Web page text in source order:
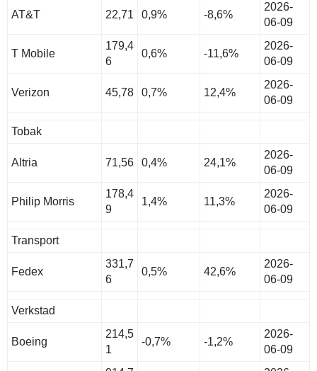
AT&T 22,71 0,9% -8,6%
2026-
06-09
T Mobile
179,4
6
0,6% -11,6%
2026-
06-09
Verizon 45,78 0,7% 12,4%
2026-
06-09
Tobak
Altria 71,56 0,4% 24,1%
2026-
06-09
Philip Morris
178,4
9
1,4% 11,3%
2026-
06-09
Transport
Fedex
331,7
6
0,5% 42,6%
2026-
06-09
Verkstad
Boeing
214,5
1
-0,7% -1,2%
2026-
06-09